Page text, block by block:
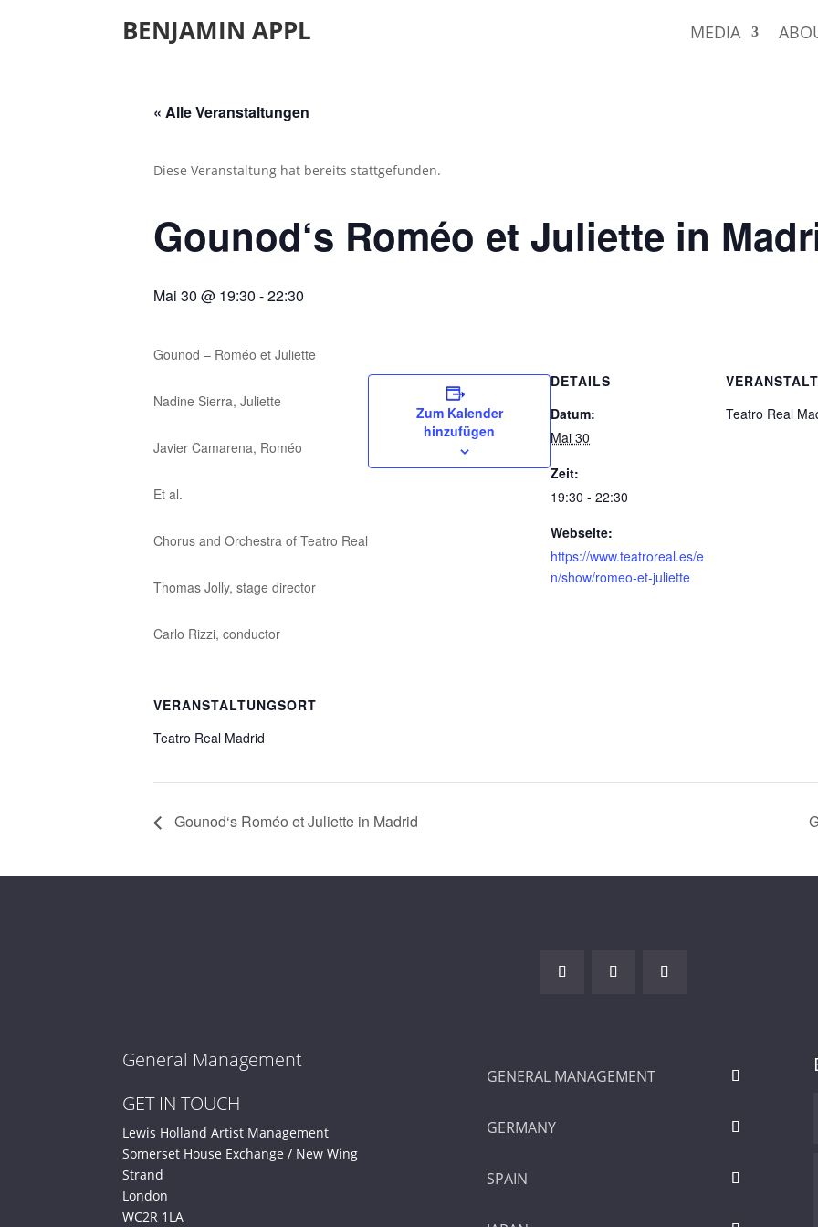
BENJAMIN APPL MEDIA
« Alle Veranstaltungen
Diese Veranstaltung hat bereits stattgefunden.
Gounod‘s Roméo et Juliette in
Mai 30 @ 19:30 -22:30
Gounod – Roméo et Juliette
Nadine Sierra, Juliette
Javier Camarena, Roméo
Et al.
Chorus and Orchestra of Teatro Real
Thomas Jolly, stage director
Carlo Rizzi, conductor
Zum Kalender
hinzufügen
DETAILS
Datum:
Mai 30
Zeit:
19:30 - 22:30
Webseite:
https://www.teatroreal.es/e
n/show/romeo-et-juliette
Teatro Real
VERANSTALTUNGSORT
Teatro Real Madrid
Gounod‘s Roméo et Juliette in Madrid
General Management
GET IN TOUCH
Lewis Holland Artist Management
Somerset House Exchange / New Wing
Strand
London
WC2R 1LA
GENERAL MANAGEMENT
GERMANY
SPAIN